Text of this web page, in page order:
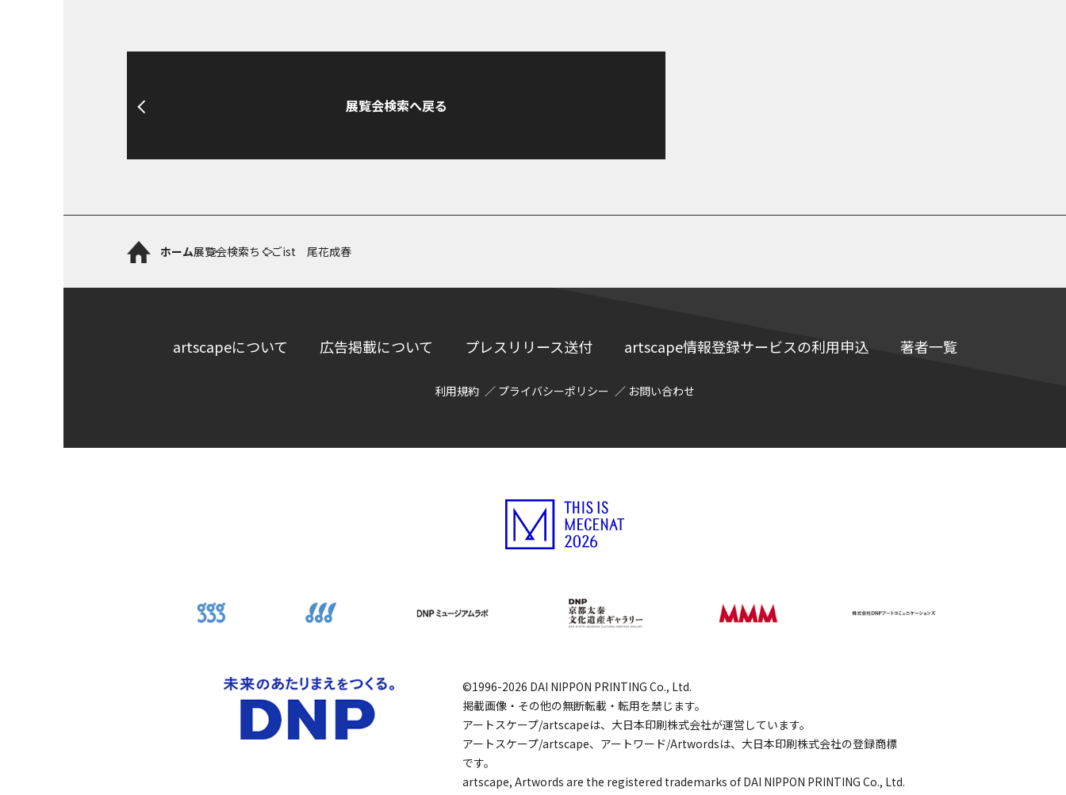
展覧会検索へ戻る
ホーム展覧会検索ちくごist 尾花成春
artscapeについて 広告掲載について プレスリリース送付 artscape情報登録サービスの利用申込 著者一覧
利用規約 プライバシーポリシー お問い合わせ
©1996-2026 DAI NIPPON PRINTING Co., Ltd.
掲載画像・その他の無断転載・転用を禁じます。
アートスケープ/artscapeは、大日本印刷株式会社が運営しています。
アートスケープ/artscape、アートワード/Artwordsは、大日本印刷株式会社の登録商標
です。
artscape, Artwords are the registered trademarks of DAI NIPPON PRINTING Co., Ltd.